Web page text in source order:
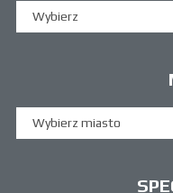
Wybierz
Wybierz miasto